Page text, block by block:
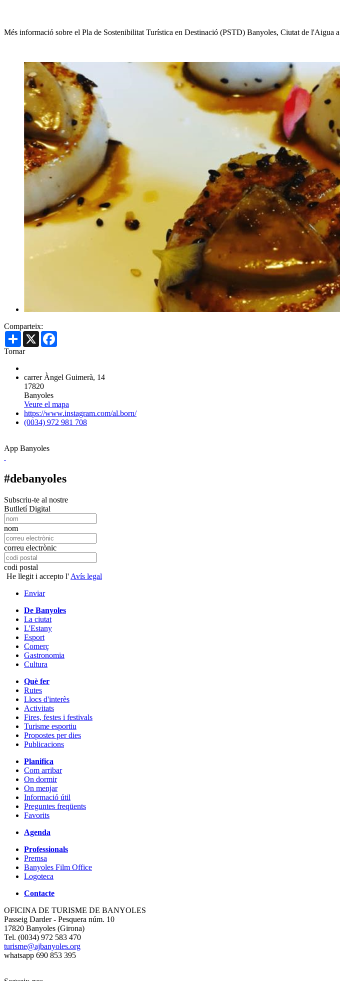
Més informació sobre el Pla de Sostenibilitat Turística en Destinació (PSTD) Banyoles, Ciutat de l'Aigua a
Comparteix:
Share X
Tornar
carrer Àngel Guimerà, 14
17820
Banyoles
Veure el mapa
https://www.instagram.com/al.born/
(0034) 972 981 708
App Banyoles
#debanyoles
Subscriu-te al nostre
Butlletí Digital
nom
correu electrònic
codi postal
He llegit i accepto l' Avís legal
Enviar
De Banyoles
La ciutat
L'Estany
Esport
Comerç
Gastronomia
Cultura
Què fer
Rutes
Llocs d'interès
Activitats
Fires, festes i festivals
Turisme esportiu
Propostes per dies
Publicacions
Planifica
Com arribar
On dormir
On menjar
Informació útil
Preguntes freqüents
Favorits
Agenda
Professionals
Premsa
Banyoles Film Office
Logoteca
Contacte
OFICINA DE TURISME DE BANYOLES
Passeig Darder - Pesquera núm. 10
17820 Banyoles (Girona)
Tel. (0034) 972 583 470
turisme@ajbanyoles.org
whatsapp 690 853 395